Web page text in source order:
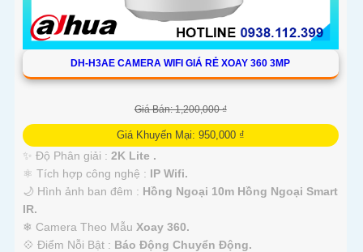
DH-H3AE CAMERA WIFI GIÁ RẺ XOAY 360 3MP
Giá Bán: 1,200,000 ₫
Giá Khuyến Mại: 950,000 ₫
✨ Độ Phân giải : 2K Lite .
⚛️ Tích hợp công nghệ : IP Wifi.
🌙 Hình ảnh ban đêm : Hồng Ngoại 10m Hồng Ngoại Smart
IR.
❄ Camera Theo Mẫu Xoay 360.
️💠 Điểm Nỗi Bật : Báo Động Chuyển Động.